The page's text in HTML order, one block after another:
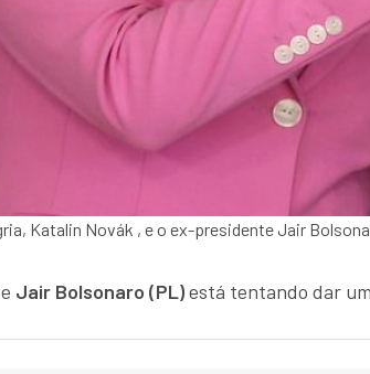
Katalin Novák , e o ex-presidente Jair
Jair Bolsonaro (PL)está tentando dar